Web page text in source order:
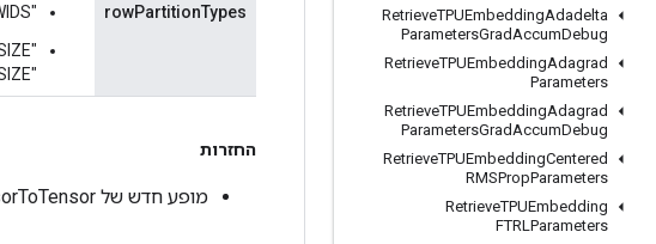
RetrieveTPUEmbeddingAdadelta
ParametersGradAccumDebug
RetrieveTPUEmbeddingAdagrad
Parameters
RetrieveTPUEmbeddingAdagrad
ParametersGradAccumDebug
RetrieveTPUEmbeddingCentered
RMSPropParameters
RetrieveTPUEmbedding
FTRLParameters
rowPartitionTypes
"VALUE_ROWIDS": הטנסור value_rowids מהטנסור המרופט.
"FIRST_DIM_SIZE". הטנזורים הם לפי סדר המידות.
החזרות
מופע חדש של RaggedTensorToTensor